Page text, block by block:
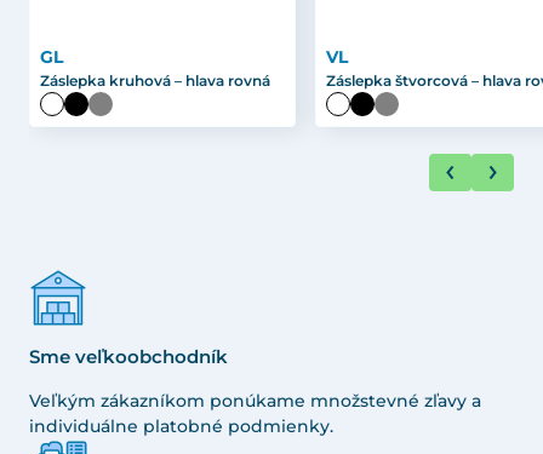
GL
Záslepka kruhová – hlava rovná
VL
Záslepka štvorcová – hlava
Sme veľkoobchodník
Veľkým zákazníkom ponúkame množstevné zľavy a
individuálne platobné podmienky.